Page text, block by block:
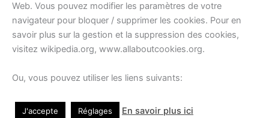
Web. Vous pouvez modifier les paramètres de votre
navigateur pour bloquer / supprimer les cookies. Pour en
savoir plus sur la gestion et la suppression des cookies,
visitez wikipedia.org, www.allaboutcookies.org.
Ou, vous pouvez utiliser les liens suivants:
J'accepte Réglages En savoir plus ici